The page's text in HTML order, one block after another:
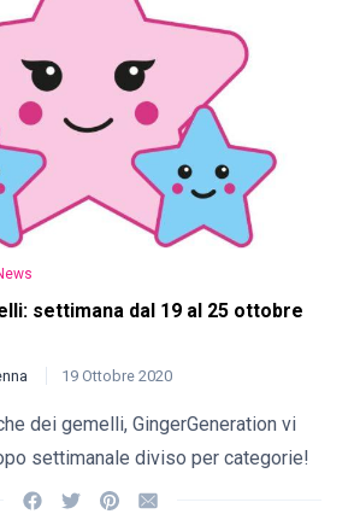
settimana dal 19 al 25 ottobre
19 Ottobre 2020
dei gemelli, GingerGeneration vi
settimanale diviso per categorie!